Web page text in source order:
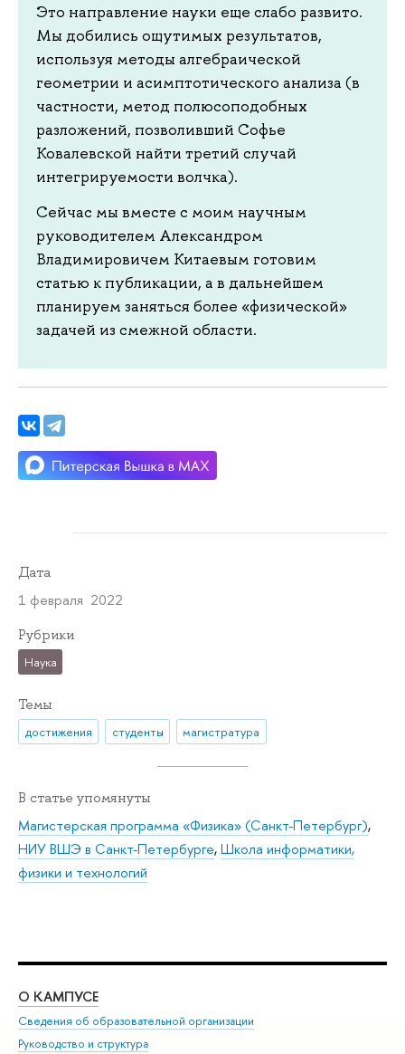
Это направление науки еще слабо развито.
Мы добились ощутимых результатов,
используя методы алгебраической
геометрии и асимптотического анализа (в
частности, метод полюсоподобных
разложений, позволивший Софье
Ковалевской найти третий случай
интегрируемости волчка).
Сейчас мы вместе с моим научным
руководителем Александром
Владимировичем Китаевым готовим
статью к публикации, а в дальнейшем
планируем заняться более «физической»
задачей из смежной области.
Дата
1 февраля 2022
Рубрики
Наука
Темы
достижения студенты магистратура
В статье упомянуты
Магистерская программа «Физика» (Санкт-Петербург),
НИУ ВШЭ в Санкт-Петербурге,Школа информатики,
физики и технологий
О КАМПУСЕ
Сведения об образовательной организации
Руководство и структура